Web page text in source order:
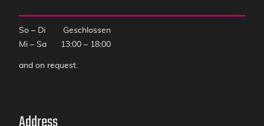
So – Di
Geschlossen
Mi – Sa 13:00 – 18:00
and on request.